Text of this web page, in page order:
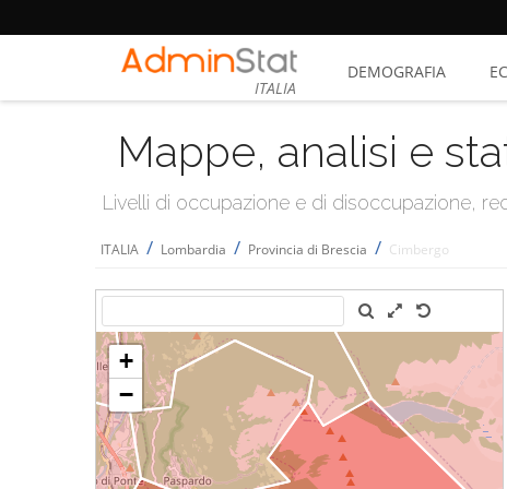
ITALIA
DEMOGRAFIA
Mappe, analisi e
Livelli di occupazione e di disoccupazione,
ITALIA / Lombardia / Provincia di Brescia / Cimbergo